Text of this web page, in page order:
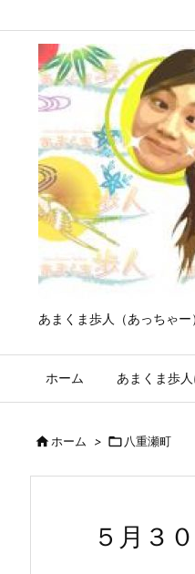
あまくま歩人（あっちゃ
ホーム あまくま歩
ホーム >  八重瀬町
５月３